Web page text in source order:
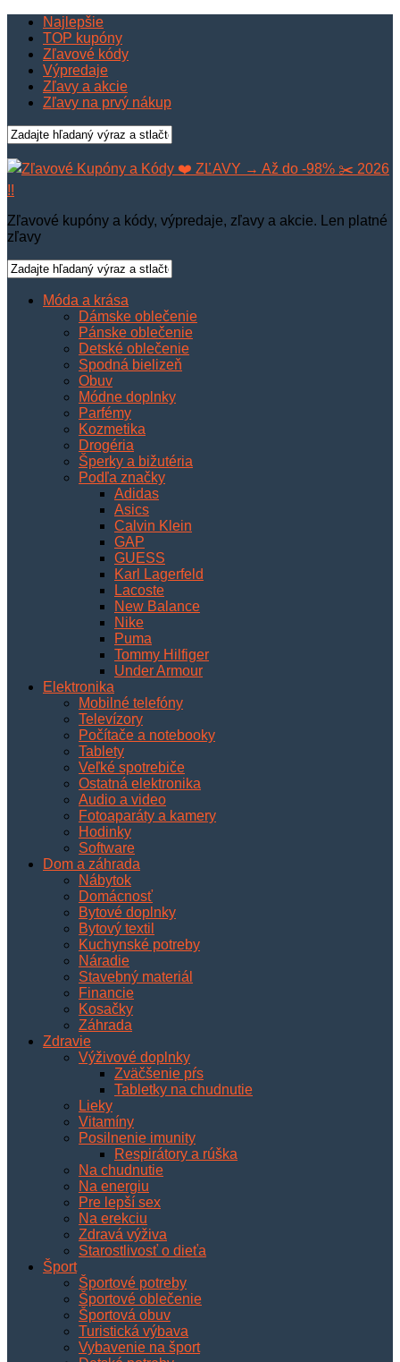
Najlepšie
TOP kupóny
Zľavové kódy
Výpredaje
Zľavy a akcie
Zľavy na prvý nákup
Zľavové kupóny a kódy, výpredaje, zľavy a akcie. Len platné
zľavy
Móda a krása
Dámske oblečenie
Pánske oblečenie
Detské oblečenie
Spodná bielizeň
Obuv
Módne doplnky
Parfémy
Kozmetika
Drogéria
Šperky a bižutéria
Podľa značky
Adidas
Asics
Calvin Klein
GAP
GUESS
Karl Lagerfeld
Lacoste
New Balance
Nike
Puma
Tommy Hilfiger
Under Armour
Elektronika
Mobilné telefóny
Televízory
Počítače a notebooky
Tablety
Veľké spotrebiče
Ostatná elektronika
Audio a video
Fotoaparáty a kamery
Hodinky
Software
Dom a záhrada
Nábytok
Domácnosť
Bytové doplnky
Bytový textil
Kuchynské potreby
Náradie
Stavebný materiál
Financie
Kosačky
Záhrada
Zdravie
Výživové doplnky
Zväčšenie pŕs
Tabletky na chudnutie
Lieky
Vitamíny
Posilnenie imunity
Respirátory a rúška
Na chudnutie
Na energiu
Pre lepší sex
Na erekciu
Zdravá výživa
Starostlivosť o dieťa
Šport
Športové potreby
Športové oblečenie
Športová obuv
Turistická výbava
Vybavenie na šport